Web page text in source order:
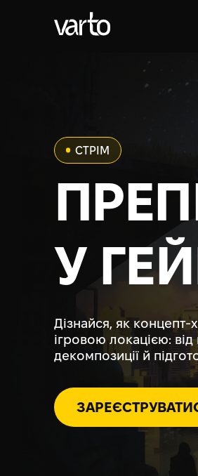
СТРІМ
У
Дізнайся, як
ігровою локацією: від
декомпозиції й